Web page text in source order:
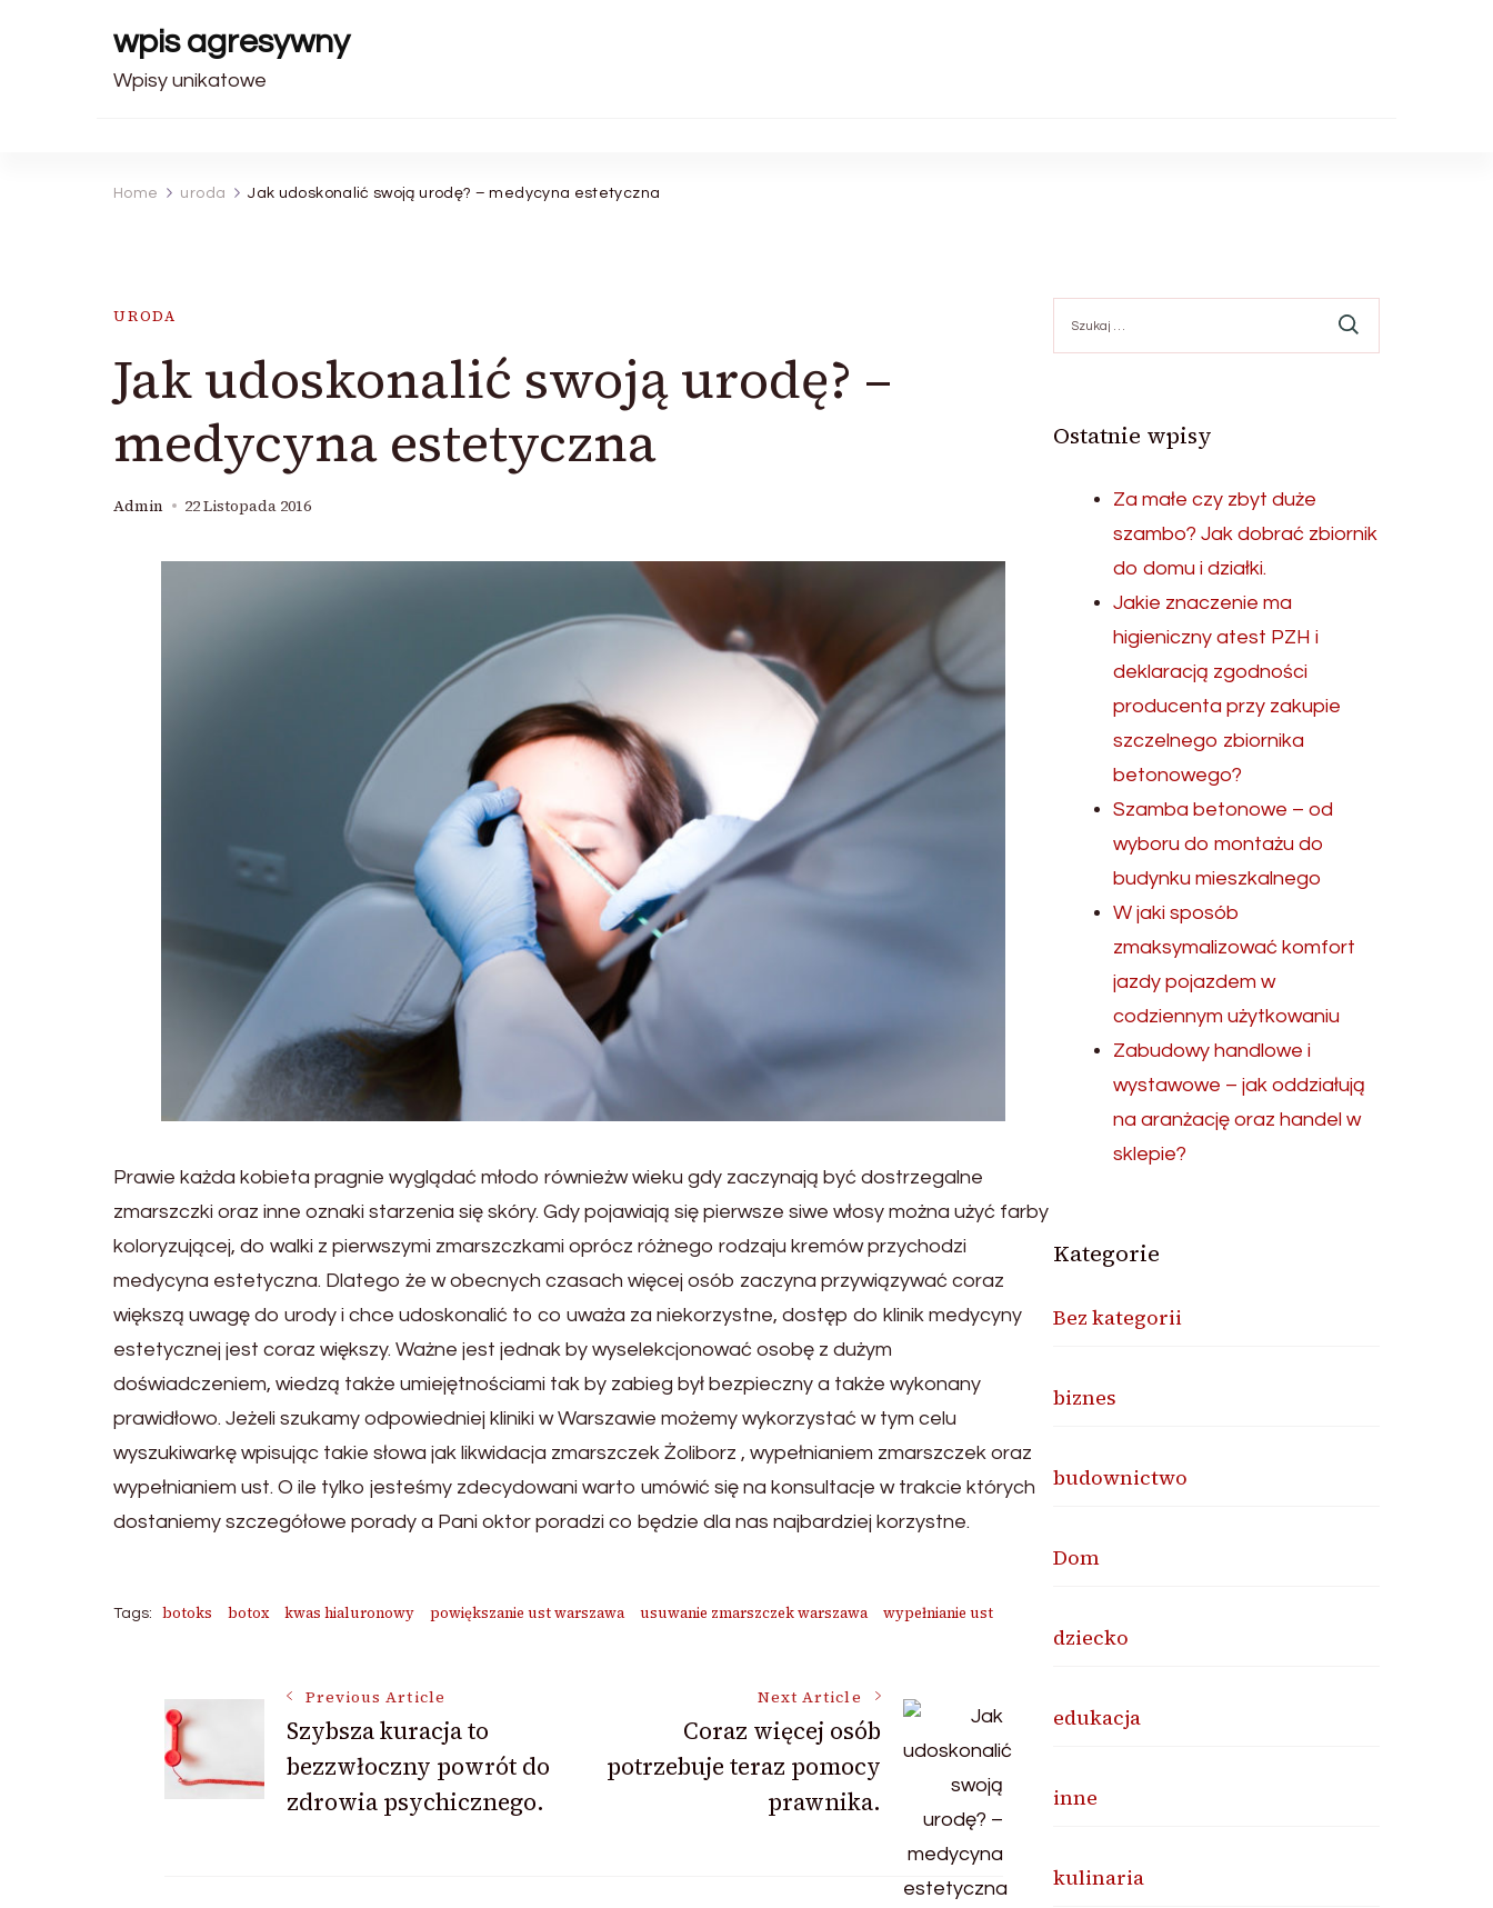
wpis agresywny
Wpisy unikatowe
Home uroda Jak udoskonalić swoją urodę? – medycyna estetyczna
URODA
Jak udoskonalić swoją urodę? –
medycyna estetyczna
Admin 22 Listopada 2016
Prawie każda kobieta pragnie wyglądać młodo równieżw wieku gdy zaczynają być dostrzegalne
zmarszczki oraz inne oznaki starzenia się skóry. Gdy pojawiają się pierwsze siwe włosy można użyć farby
koloryzującej, do walki z pierwszymi zmarszczkami oprócz różnego rodzaju kremów przychodzi
medycyna estetyczna. Dlatego że w obecnych czasach więcej osób zaczyna przywiązywać coraz
większą uwagę do urody i chce udoskonalić to co uważa za niekorzystne, dostęp do klinik medycyny
estetycznej jest coraz większy. Ważne jest jednak by wyselekcjonować osobę z dużym
doświadczeniem, wiedzą także umiejętnościami tak by zabieg był bezpieczny a także wykonany
prawidłowo. Jeżeli szukamy odpowiedniej kliniki w Warszawie możemy wykorzystać w tym celu
wyszukiwarkę wpisując takie słowa jak likwidacja zmarszczek Żoliborz , wypełnianiem zmarszczek oraz
wypełnianiem ust. O ile tylko jesteśmy zdecydowani warto umówić się na konsultacje w trakcie których
dostaniemy szczegółowe porady a Pani oktor poradzi co będzie dla nas najbardziej korzystne.
Tags: botoks botox kwas hialuronowy powiększanie ust warszawa usuwanie zmarszczek warszawa wypełnianie ust
Post
Navigation
Previous Article
Szybsza kuracja to
bezzwłoczny powrót do
zdrowia psychicznego.
Next Article
Coraz więcej osób
potrzebuje teraz pomocy
prawnika.
Ostatnie wpisy
Za małe czy zbyt duże
szambo? Jak dobrać zbiornik
do domu i działki.
Jakie znaczenie ma
higieniczny atest PZH i
deklaracją zgodności
producenta przy zakupie
szczelnego zbiornika
betonowego?
Szamba betonowe – od
wyboru do montażu do
budynku mieszkalnego
W jaki sposób
zmaksymalizować komfort
jazdy pojazdem w
codziennym użytkowaniu
Zabudowy handlowe i
wystawowe – jak oddziałują
na aranżację oraz handel w
sklepie?
Kategorie
Bez kategorii
biznes
budownictwo
Dom
dziecko
edukacja
inne
kulinaria